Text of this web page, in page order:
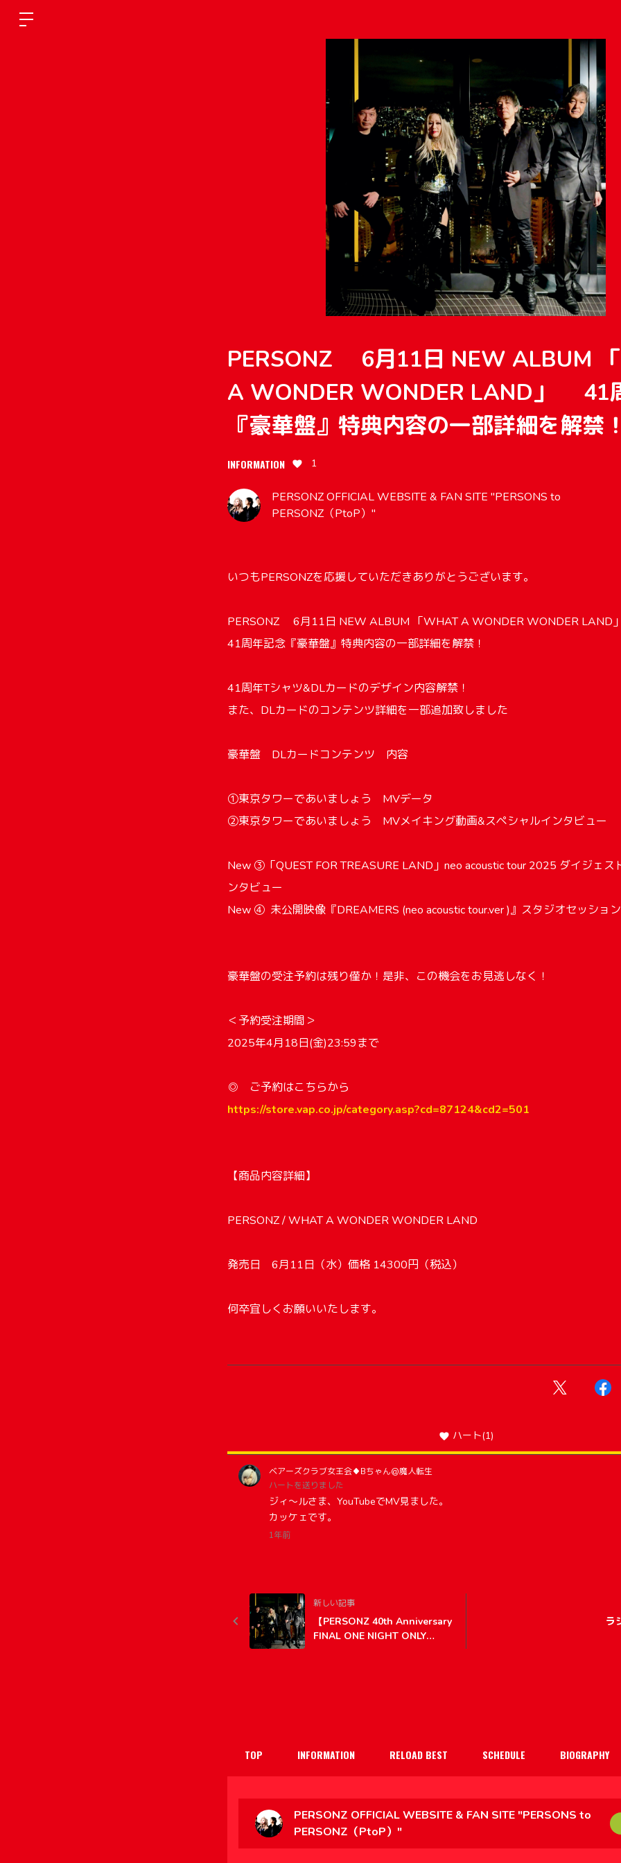
PERSONZ 6月11日 NEW ALBUM
A WONDER WONDER LAND」 41
『豪華盤』特典内容の一部詳細を解禁
INFORMATION 1
PERSONZ OFFICIAL WEBSITE & FAN SITE "PERSONS to
PERSONZ（PtoP）"
いつもPERSONZを応援していただきありがとうございます。
PERSONZ 6月11日 NEW ALBUM 「WHAT A WONDER WONDER
41周年記念『豪華盤』特典内容の一部詳細を解禁！
41周年Tシャツ&DLカードのデザイン内容解禁！
また、DLカードのコンテンツ詳細を一部追加致しました
豪華盤 DLカードコンテンツ 内容
①東京タワーであいましょう MVデータ
②東京タワーであいましょう MVメイキング動画&スペシャルインタビュー
New ③「QUEST FOR TREASURE LAND」neo acoustic tour 2025 ダイジェス
ンタビュー
New ④ 未公開映像『DREAMERS (neo acoustic tour.ver )』スタジオセッショ
豪華盤の受注予約は残り僅か！是非、この機会をお見逃しなく！
＜予約受注期間＞
2025年4月18日(金)23:59まで
◎ ご予約はこちらから
https://store.vap.co.jp/category.asp?cd=87124&cd2=501
【商品内容詳細】
PERSONZ / WHAT A WONDER WONDER LAND
発売日 6月11日（水）価格 14300円（税込）
何卒宜しくお願いいたします。
ハート(1)
ベアーズクラブ女王会♦Bちゃん@魔人転生
ハートを送りました
ジィ〜ルさま、YouTubeでMV見ました。
カッケェです。
1年前
新しい記事
【PERSONZ 40th Anniversary
FINAL ONE NIGHT ONLY
ラ
TOP INFORMATION RELOAD BEST SCHEDULE BIOGRAPHY
PERSONZ OFFICIAL WEBSITE & FAN SITE "PERSONS to
PERSONZ（PtoP）"